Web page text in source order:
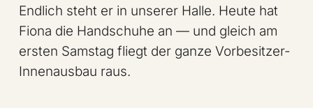
Endlich steht er in unserer Halle. Heute hat
Fiona die Handschuhe an — und gleich am
ersten Samstag fliegt der ganze Vorbesitzer-
Innenausbau raus.